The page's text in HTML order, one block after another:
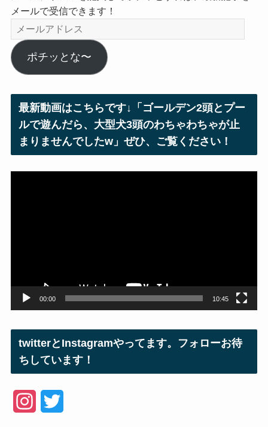
メールで受信できます！
メ
ー
ル
ア
ス
ポチッとな〜
最新動画はこちらです↓「ゴールデン2頭とプー
ルで遊んだら、大型犬3頭のわちゃわちゃが止
まりませんでしたw」ぜひ、ご覧ください！
00:00 10:45
twitterとInstagramやってます。フォローお待
ちしています！